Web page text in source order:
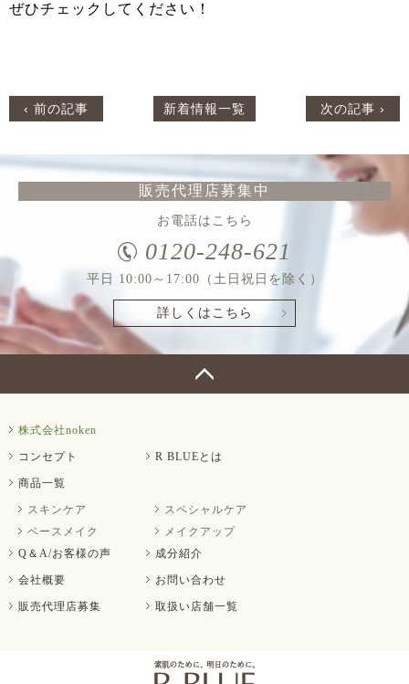
ぜひチェックしてください！
‹ 前の記事 新着情報一覧 次の記事 ›
販売代理店募集中
お電話はこちら
0120-248-621
平日 10:00～17:00（土日祝日を除く）
詳しくはこちら
株式会社noken
コンセプト R BLUEとは
商品一覧
スキンケア
スペシャルケア
ベースメイク
メイクアップ
Q＆A/お客様の声
成分紹介
会社概要 お問い合わせ
販売代理店募集 取扱い店舗一覧